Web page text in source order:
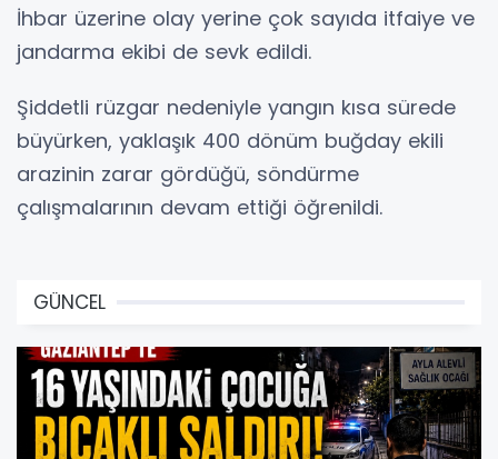
İhbar üzerine olay yerine çok sayıda itfaiye ve
jandarma ekibi de sevk edildi.
Şiddetli rüzgar nedeniyle yangın kısa sürede
büyürken, yaklaşık 400 dönüm buğday ekili
arazinin zarar gördüğü, söndürme
çalışmalarının devam ettiği öğrenildi.
GÜNCEL